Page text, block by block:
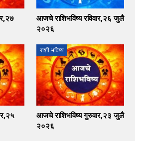
आजचे राशिभविष्य रविवार,२६ जुलै
२०२६
राशी भविष्य
आजचे राशिभविष्य गुरुवार,२३ जुलै
२०२६